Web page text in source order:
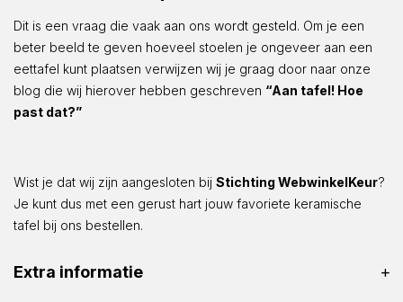
Dit is een vraag die vaak aan ons wordt gesteld. Om je een
beter beeld te geven hoeveel stoelen je ongeveer aan een
eettafel kunt plaatsen verwijzen wij je graag door naar onze
blog die wij hierover hebben geschreven “Aan tafel! Hoe
past dat?”
Wist je dat wij zijn aangesloten bij Stichting WebwinkelKeur?
Je kunt dus met een gerust hart jouw favoriete keramische
tafel bij ons bestellen.
Extra informatie